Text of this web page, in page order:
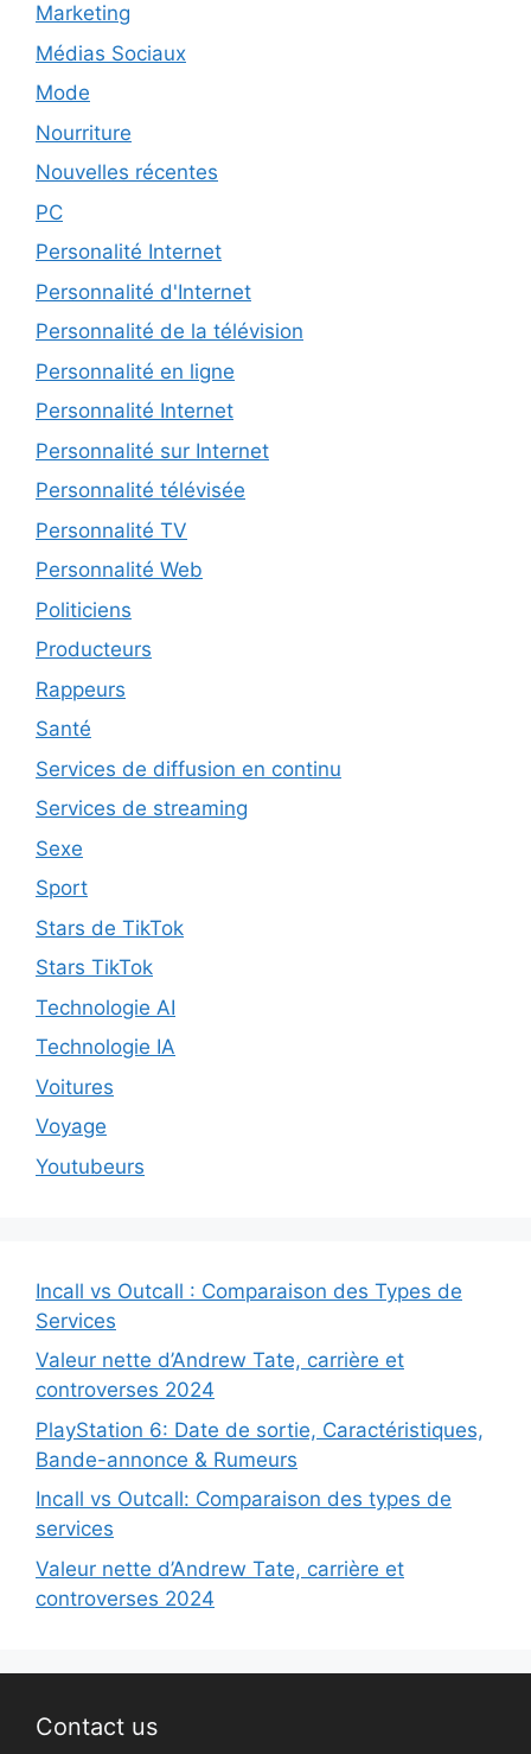
Marketing
Médias Sociaux
Mode
Nourriture
Nouvelles récentes
PC
Personalité Internet
Personnalité d'Internet
Personnalité de la télévision
Personnalité en ligne
Personnalité Internet
Personnalité sur Internet
Personnalité télévisée
Personnalité TV
Personnalité Web
Politiciens
Producteurs
Rappeurs
Santé
Services de diffusion en continu
Services de streaming
Sexe
Sport
Stars de TikTok
Stars TikTok
Technologie AI
Technologie IA
Voitures
Voyage
Youtubeurs
Incall vs Outcall : Comparaison des Types de
Services
Valeur nette d’Andrew Tate, carrière et
controverses 2024
PlayStation 6: Date de sortie, Caractéristiques,
Bande-annonce & Rumeurs
Incall vs Outcall: Comparaison des types de
services
Valeur nette d’Andrew Tate, carrière et
controverses 2024
Contact us